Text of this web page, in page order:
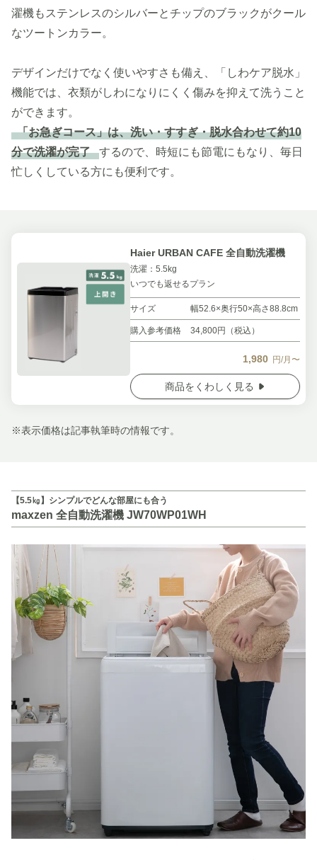
濯機もステンレスのシルバーとチップのブラックがクール
なツートンカラー。
デザインだけでなく使いやすさも備え、「しわケア脱水」
機能では、衣類がしわになりにくく傷みを抑えて洗うこと
ができます。
「お急ぎコース」は、洗い・すすぎ・脱水合わせて約10
分で洗濯が完了 するので、時短にも節電にもなり、毎日
忙しくしている方にも便利です。
Haier URBAN CAFE 全自動洗濯機
洗濯：5.5kg
いつでも返せるプラン
サイズ 幅52.6×奥行50×高さ88.8cm
購入参考価格 34,800円（税込）
1,980 円/月〜
商品をくわしく見る
※表示価格は記事執筆時の情報です。
【5.5㎏】シンプルでどんな部屋にも合う
maxzen 全自動洗濯機 JW70WP01WH